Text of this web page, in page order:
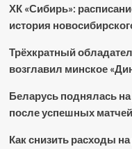
ХК «Сибирь»:
история
Трёхкратный
возглавил минское
Беларусь поднялась
после успешных
Как снизить расходы